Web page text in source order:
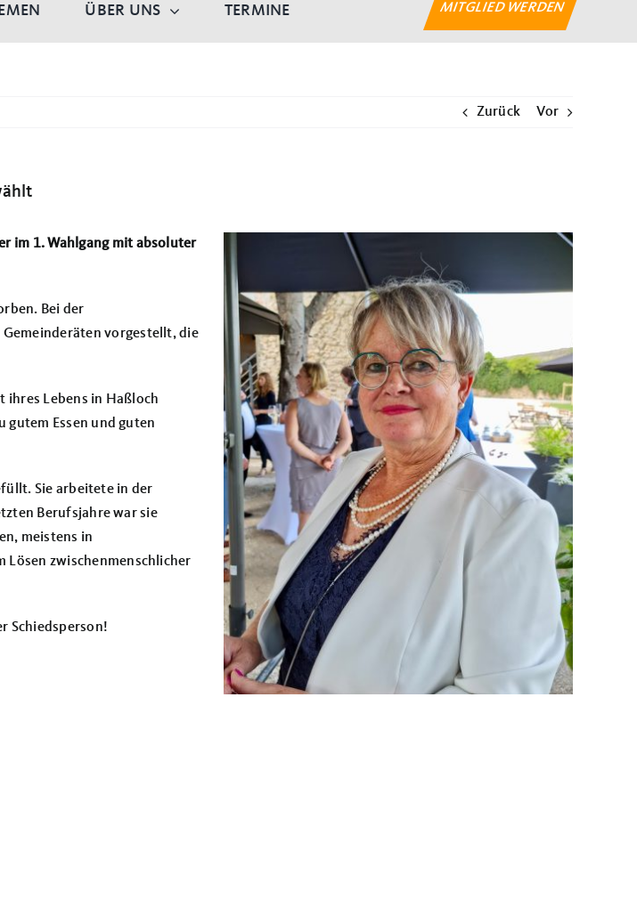
ÜBER UNS TERMINE MITGLIED WERDEN
Zurück Vor
im 1. Wahlgang mit absoluter
Bei der
vorgestellt, die
ihres Lebens in Haßloch
gutem Essen undguten
Sie arbeitete in der
Berufsjahre war sie
meistens in
Lösen zwischenmenschlicher
Schiedsperson!